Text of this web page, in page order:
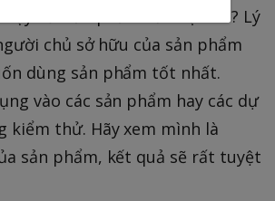
với sản phẩm của bạn bè? Lý
chủ sở hữu của sản phẩm
dùng sản phẩm tốt nhất.
vào các sản phẩm hay các dự
kiểm thử. Hãy xem mình là
sản phẩm, kết quả sẽ rất tuyệt